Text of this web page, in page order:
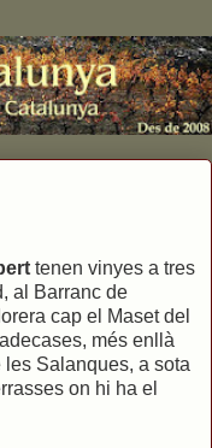
tenen vinyes a tres
al Barranc de
cap el Maset del
més enllà
Salanques, a sota
on hi ha el